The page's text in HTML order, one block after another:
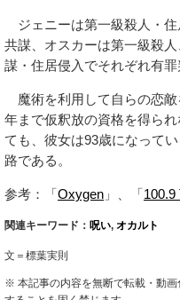
ジェニーは第一級殺人・住
共謀、オスカーは第一級殺
謀・住居侵入でそれぞれ有罪
魔術を利用して自らの恋敵
年まで仮釈放の資格を得ら
ても、彼女は93歳になって
路である。
参考：「Oxygen 」、「100.9
関連キーワード： 呪い, オカルト
文＝標葉実則
※ 本記事の内容を無断で転載・動